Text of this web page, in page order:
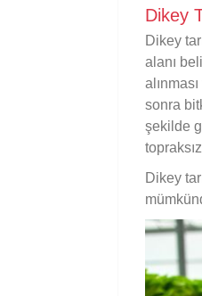
Dikey
Dikey
alanı
sonra
şekilde
Dikey